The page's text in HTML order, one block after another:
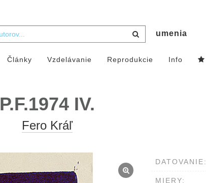
umenia
Články Vzdelávanie Reprodukcie Info
P.F.1974 IV.
Fero Kráľ
DATOVANIE:
MIERY: